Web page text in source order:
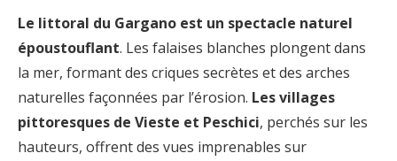
Le littoral du Gargano est un spectacle naturel
époustouflant. Les falaises blanches plongent dans
la mer, formant des criques secrètes et des arches
naturelles façonnées par l’érosion. Les villages
pittoresques de Vieste et Peschici, perchés sur les
hauteurs, offrent des vues imprenables sur